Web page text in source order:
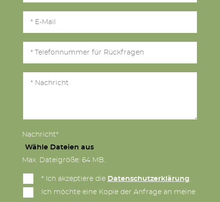
Nachricht*
Wähle Dateien aus
Max. Dateigröße: 64 MB.
* Ich akzeptiere die Datenschutzerklärung
Ich möchte eine Kopie der Anfrage an meine